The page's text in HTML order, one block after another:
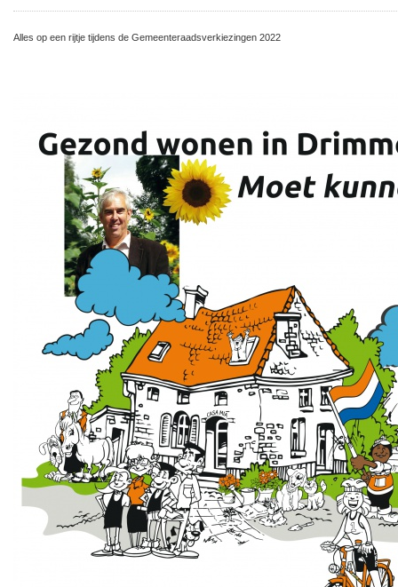
Alles op een rijtje tijdens de Gemeenteraadsverkiezingen 2022